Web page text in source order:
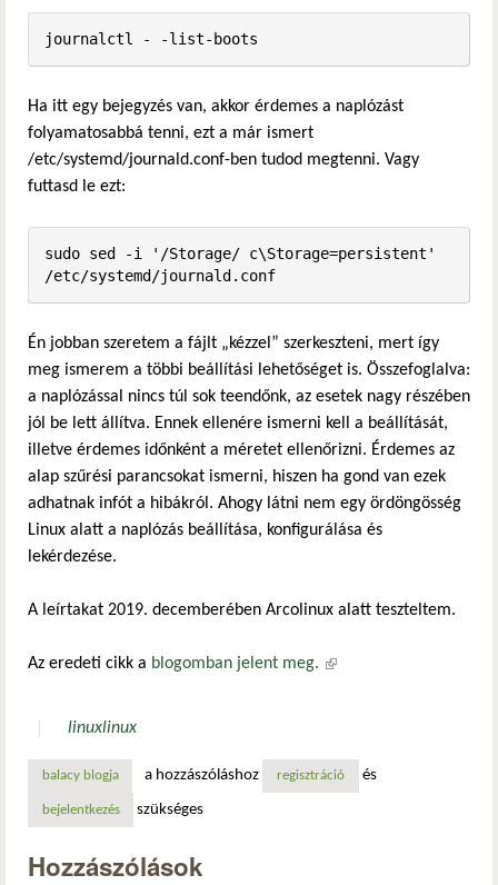
journalctl - -list-boots
Ha itt egy bejegyzés van, akkor érdemes a naplózást
folyamatosabbá tenni, ezt a már ismert
/etc/systemd/journald.conf-ben tudod megtenni. Vagy
futtasd le ezt:
sudo sed -i '/Storage/ c\Storage=persistent'
/etc/systemd/journald.conf
Én jobban szeretem a fájlt „kézzel” szerkeszteni, mert így
meg ismerem a többi beállítási lehetőséget is. Összefoglalva:
a naplózással nincs túl sok teendőnk, az esetek nagy részében
jól be lett állítva. Ennek ellenére ismerni kell a beállítását,
illetve érdemes időnként a méretet ellenőrizni. Érdemes az
alap szűrési parancsokat ismerni, hiszen ha gond van ezek
adhatnak infót a hibákról. Ahogy látni nem egy ördöngösség
Linux alatt a naplózás beállítása, konfigurálása és
lekérdezése.
A leírtakat 2019. decemberében Arcolinux alatt teszteltem.
Az eredeti cikk a blogomban jelent meg. (külső hivatkozás)
linuxlinux
balacy blogja a hozzászóláshoz regisztráció és
bejelentkezés szükséges
Hozzászólások